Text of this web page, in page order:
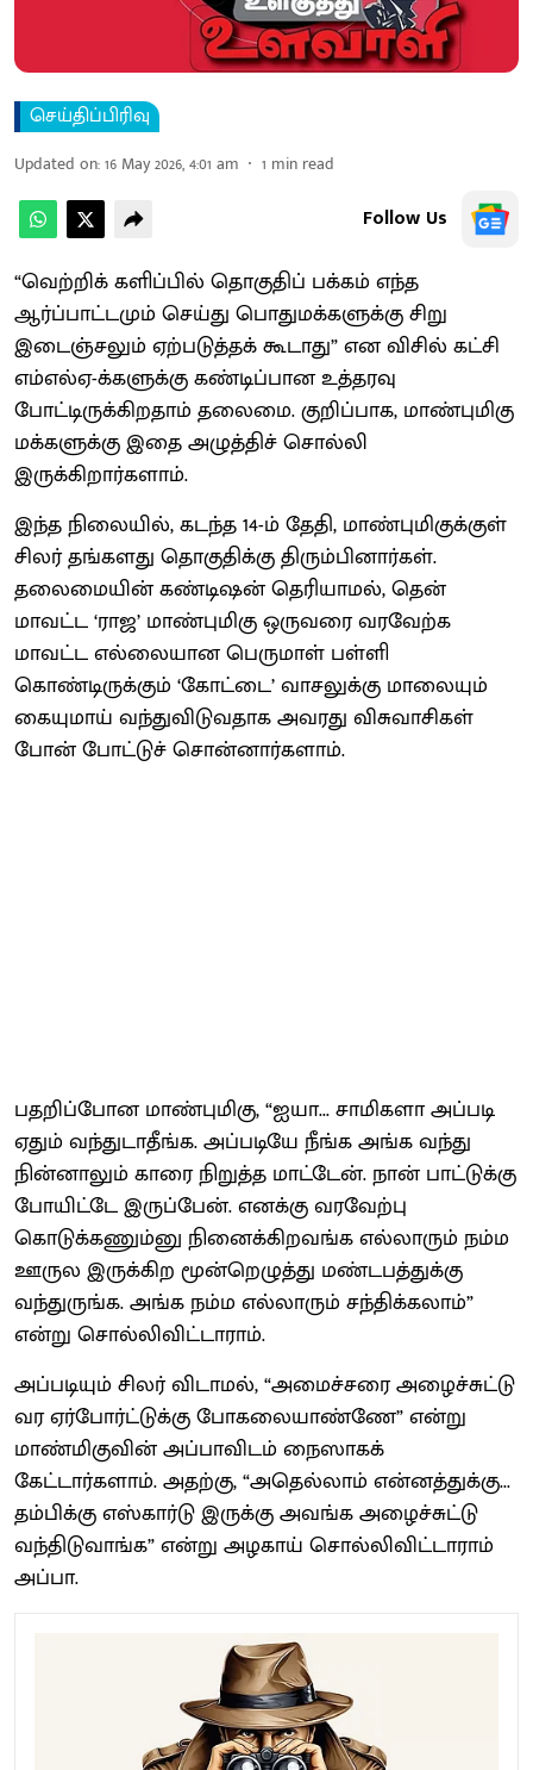
செய்திப்பிரிவு
Updated on:16 May 2026, 4:01 am 1 min read
Follow Us
“வெற்றிக் களிப்பில் தொகுதிப் பக்கம் எந்த
ஆர்ப்பாட்டமும் செய்து பொதுமக்களுக்கு சிறு
இடைஞ்சலும் ஏற்படுத்தக் கூடாது” என விசில் கட்சி
எம்எல்ஏ-க்களுக்கு கண்டிப்பான உத்தரவு
போட்டிருக்கிறதாம் தலைமை. குறிப்பாக, மாண்புமிகு
மக்களுக்கு இதை அழுத்திச் சொல்லி
இருக்கிறார்களாம்.
இந்த நிலையில், கடந்த 14-ம் தேதி, மாண்புமிகுக்குள்
சிலர் தங்களது தொகுதிக்கு திரும்பினார்கள்.
தலைமையின் கண்டிஷன் தெரியாமல், தென்
மாவட்ட ‘ராஜ’ மாண்புமிகு ஒருவரை வரவேற்க
மாவட்ட எல்லையான பெருமாள் பள்ளி
கொண்டிருக்கும் ‘கோட்டை’ வாசலுக்கு மாலையும்
கையுமாய் வந்துவிடுவதாக அவரது விசுவாசிகள்
போன் போட்டுச் சொன்னார்களாம்.
பதறிப்போன மாண்புமிகு, “ஐயா... சாமிகளா அப்படி
ஏதும் வந்துடாதீங்க. அப்படியே நீங்க அங்க வந்து
நின்னாலும் காரை நிறுத்த மாட்டேன். நான் பாட்டுக்கு
போயிட்டே இருப்பேன். எனக்கு வரவேற்பு
கொடுக்கணும்னு நினைக்கிறவங்க எல்லாரும் நம்ம
ஊருல இருக்கிற மூன்றெழுத்து மண்டபத்துக்கு
வந்துருங்க. அங்க நம்ம எல்லாரும் சந்திக்கலாம்”
என்று சொல்லிவிட்டாராம்.
அப்படியும் சிலர் விடாமல், “அமைச்சரை அழைச்சுட்டு
வர ஏர்போர்ட்டுக்கு போகலையாண்ணே” என்று
மாண்மிகுவின் அப்பாவிடம் நைஸாகக்
கேட்டார்களாம். அதற்கு, “அதெல்லாம் என்னத்துக்கு...
தம்பிக்கு எஸ்கார்டு இருக்கு அவங்க அழைச்சுட்டு
வந்திடுவாங்க” என்று அழகாய் சொல்லிவிட்டாராம்
அப்பா.